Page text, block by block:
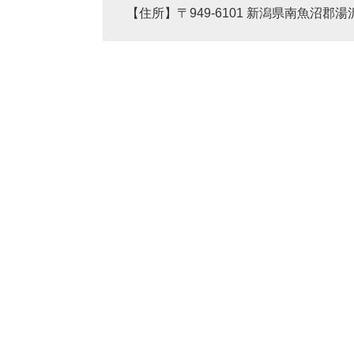
【住所】〒949-6101 新潟県南魚沼郡湯